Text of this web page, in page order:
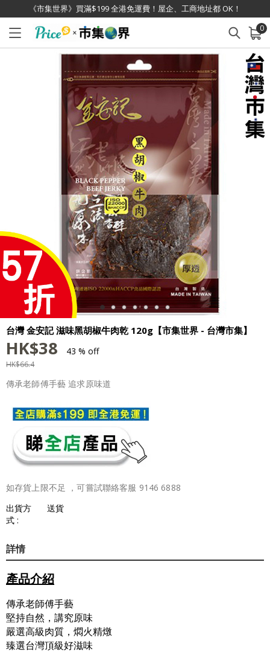
《市集世界》買滿$199 全港免運費！屋企、工商地址都 OK！
0
已加入購物車 查看
台灣 金安記 滋味黑胡椒牛肉乾 120g【市集世界 - 台灣市集】
HK$38 43 % off
HK$66.4
傳承老師傅手藝 追求原味道
如存貨上限不足 ，可嘗試聯絡客服 9146 6888
出貨方
式 :
送貨
詳情
產品介紹
傳承老師傅手藝
堅持自然，講究原味
嚴選高級肉質，燜火精燉
臻選台灣頂級好滋味